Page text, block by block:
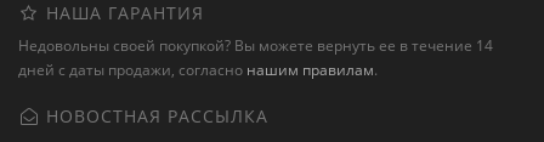
НАША ГАРАНТИЯ
Недовольны своей покупкой? Вы можете вернуть ее в течение 14
дней с даты продажи, согласно нашим правилам.
НОВОСТНАЯ РАССЫЛКА